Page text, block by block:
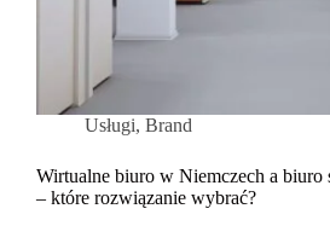
Usługi, Brand
Wirtualne biuro w Niemczech a biuro
– które rozwiązanie wybrać?